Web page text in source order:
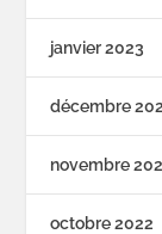
janvier 2023
décembre
novembre
octobre 2022